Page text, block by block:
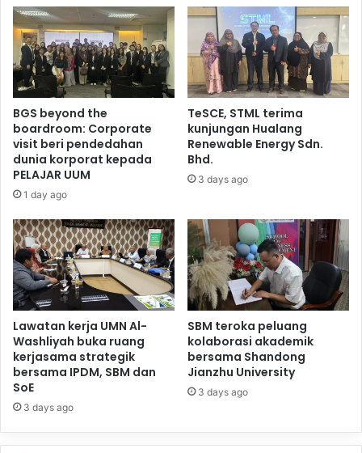
BGS beyond the
boardroom: Corporate
visit beri pendedahan
dunia korporat kepada
PELAJAR UUM
1 day ago
TeSCE, STML terima
kunjungan Hualang
Renewable Energy Sdn.
Bhd.
3 days ago
Lawatan kerja UMN Al-
Washliyah buka ruang
kerjasama strategik
bersama IPDM, SBM dan
SoE
3 days ago
SBM teroka peluang
kolaborasi akademik
bersama Shandong
Jianzhu University
3 days ago